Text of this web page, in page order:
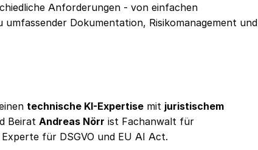
Anforderungen - von einfachen
Dokumentation, Risikomanagement und
technische KI-Expertise mit juristischem
Beirat Andreas Nörr ist Fachanwalt für
für DSGVO und EU AI Act.